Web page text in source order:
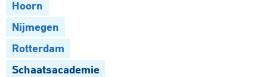
Hoorn
Nijmegen
Rotterdam
Schaatsacademie